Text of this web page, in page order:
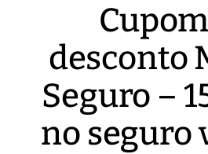
desconto
Seguro –
no seguro